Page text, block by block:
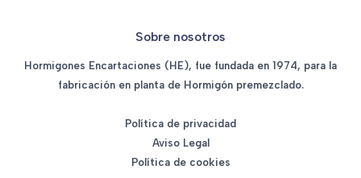
Sobre nosotros
Hormigones Encartaciones (HE), fue fundada en 1974, para la
fabricación en planta de Hormigón premezclado.
Política de privacidad
Aviso Legal
Política de cookies